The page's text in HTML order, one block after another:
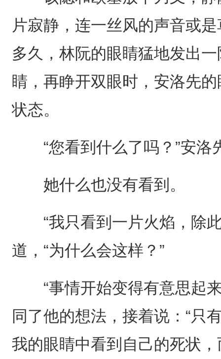
片寂静，连一丝风的声音或
多久，林阮的眼睛猛地发出
睛，再睁开双眼时，安洛先
状态。
“您看到什么了吗？”安洛
她什么也没有看到。
“我只看到一片火焰，除此
道，“为什么会这样？”
“事情开始变得有意思起来
同了他的想法，接着说：“只
我的眼睛中看到自己的死状